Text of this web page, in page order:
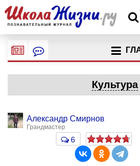
Культура
Александр Смирнов
Грандмастер
6